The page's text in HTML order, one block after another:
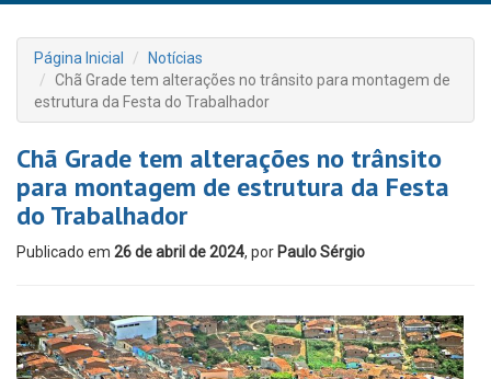
Página Inicial
Notícias
Chã Grade tem alterações no trânsito para montagem de
estrutura da Festa do Trabalhador
Chã Grade tem alterações no trânsito
para montagem de estrutura da Festa
do Trabalhador
Publicado em 26 de abril de 2024, por Paulo Sérgio